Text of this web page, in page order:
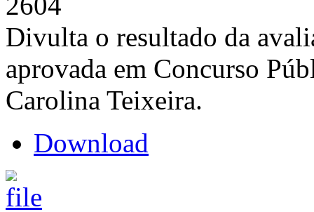
Divulta o resultado da
aprovada em Concurso
Carolina Teixeira.
Download